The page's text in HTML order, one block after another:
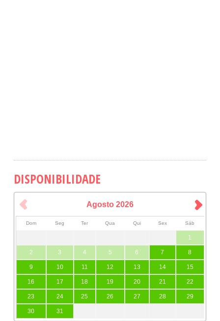
DISPONIBILIDADE
Agosto 2026
Dom Seg Ter Qua Qui Sex Sáb
1
2 3 4 5 6 7 8
9 10 11 12 13 14 15
16 17 18 19 20 21 22
23 24 25 26 27 28 29
30 31